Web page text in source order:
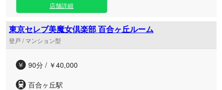
店舗詳細
東京セレブ美魔女倶楽部 百合ヶ丘ルーム
登戸 / マンション型
90分 / ￥40,000
百合ヶ丘駅